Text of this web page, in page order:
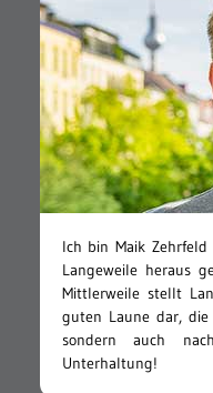
Ich bin Maik
Langeweile heraus
Mittlerweile stellt
guten Laune dar,
sondern auch
Unterhaltung!